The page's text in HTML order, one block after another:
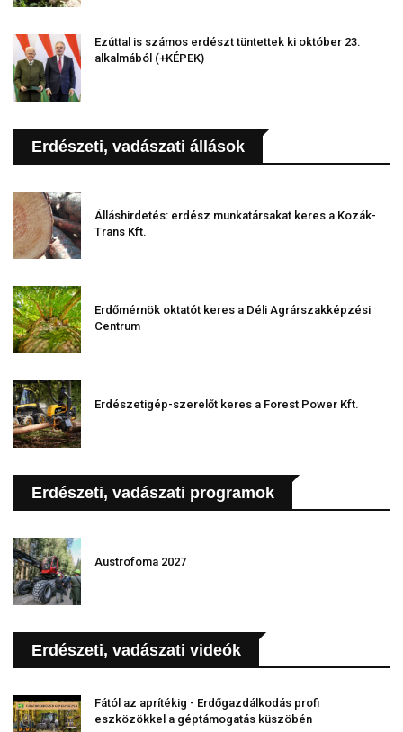
Ezúttal is számos erdészt tüntettek ki október 23.
alkalmából (+KÉPEK)
Erdészeti, vadászati állások
Álláshirdetés: erdész munkatársakat keres a Kozák-
Trans Kft.
Erdőmérnök oktatót keres a Déli Agrárszakképzési
Centrum
Erdészetigép-szerelőt keres a Forest Power Kft.
Erdészeti, vadászati programok
Austrofoma 2027
Erdészeti, vadászati videók
Fától az aprítékig - Erdőgazdálkodás profi
eszközökkel a géptámogatás küszöbén